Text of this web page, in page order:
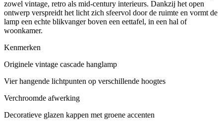
zowel vintage, retro als mid-century interieurs. Dankzij het open
ontwerp verspreidt het licht zich sfeervol door de ruimte en vormt de
lamp een echte blikvanger boven een eettafel, in een hal of
woonkamer.
Kenmerken
Originele vintage cascade hanglamp
Vier hangende lichtpunten op verschillende hoogtes
Verchroomde afwerking
Decoratieve glazen kappen met groene accenten